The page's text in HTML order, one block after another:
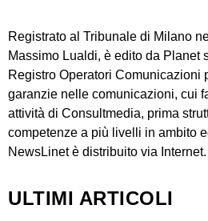
Registrato al Tribunale di Milano
Massimo Lualdi, è edito da Planet
Registro Operatori Comunicazioni
garanzie nelle comunicazioni, cui
attività di Consultmedia, prima
competenze a più livelli in ambito
NewsLinet è distribuito via Internet.
ULTIMI ARTICOLI